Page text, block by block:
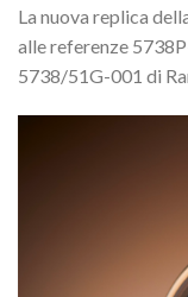
La nuova replica
alle referenze
5738/51G-001 di